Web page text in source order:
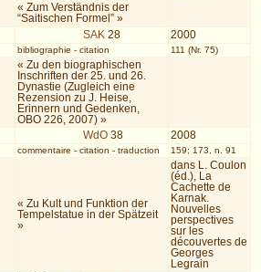
« Zum Verständnis der
“Saitischen Formel” »
SAK 28 2000
bibliographie - citation 111 (Nr. 75)
« Zu den biographischen
Inschriften der 25. und 26.
Dynastie (Zugleich eine
Rezension zu J. Heise,
Erinnern und Gedenken,
OBO 226, 2007) »
WdO 38 2008
commentaire - citation - traduction 159; 173, n. 91
« Zu Kult und Funktion der
Tempelstatue in der Spätzeit
»
dans L. Coulon
(éd.), La
Cachette de
Karnak.
Nouvelles
perspectives
sur les
découvertes de
Georges
Legrain